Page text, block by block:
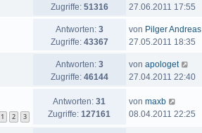
Zugriffe: 51316
27.06.2011 17:55
Antworten: 3
Zugriffe: 43367
von Pilger Andreas
27.05.2011 18:35
Antworten: 3
Zugriffe: 46144
von apologet
27.04.2011 22:40
1 2 3
Antworten: 31
Zugriffe: 127161
von maxb
08.04.2011 22:25